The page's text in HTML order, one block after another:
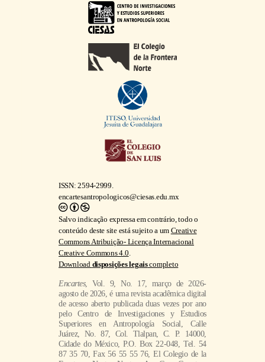
ISSN: 2594-2999.
encartesantropologicos@ciesas.edu.mx
Salvo indicação expressa em contrário, todo o
conteúdo deste site está sujeito a um Creative
Commons Atribuição- Licença Internacional
Creative Commons 4.0
Download disposições legaiscompleto
Encartes, Vol. 9, No. 17, março de 2026-
agosto de 2026, é uma revista acadêmica digital
de acesso aberto publicada duas vezes por ano
pelo Centro de Investigaciones y Estudios
Superiores en Antropología Social, Calle
Juárez, No. 87, Col. Tlalpan, C. P. 14000,
Cidade do México, P.O. Box 22-048, Tel. 54
87 35 70, Fax 56 55 55 76, El Colegio de la